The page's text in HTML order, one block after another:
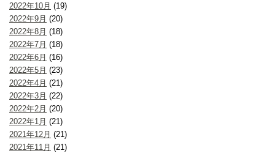
2022年10月 (19)
2022年9月 (20)
2022年8月 (18)
2022年7月 (18)
2022年6月 (16)
2022年5月 (23)
2022年4月 (21)
2022年3月 (22)
2022年2月 (20)
2022年1月 (21)
2021年12月 (21)
2021年11月 (21)